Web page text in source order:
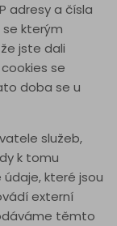
adresy a čísla
kterým
jste dali
se
doba se u
služeb,
k tomu
které jsou
externí
těmto